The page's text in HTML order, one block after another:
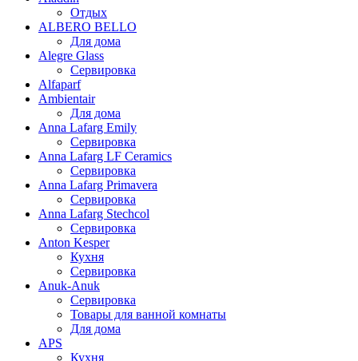
Отдых
ALBERO BELLO
Для дома
Alegre Glass
Сервировка
Alfaparf
Ambientair
Для дома
Anna Lafarg Emily
Сервировка
Anna Lafarg LF Ceramics
Сервировка
Anna Lafarg Primavera
Сервировка
Anna Lafarg Stechcol
Сервировка
Anton Kesper
Кухня
Сервировка
Anuk-Anuk
Сервировка
Товары для ванной комнаты
Для дома
APS
Кухня